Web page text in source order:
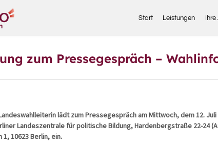
Start Leistungen
zum Pressegespräch –
lädt zum Pressegespräch am Mittwoch, dem 12. Juli
Landeszentrale für politische Bildung, Hardenbergstraße 22-24
1, 10623 Berlin, ein.